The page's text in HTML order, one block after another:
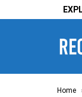
You
Home